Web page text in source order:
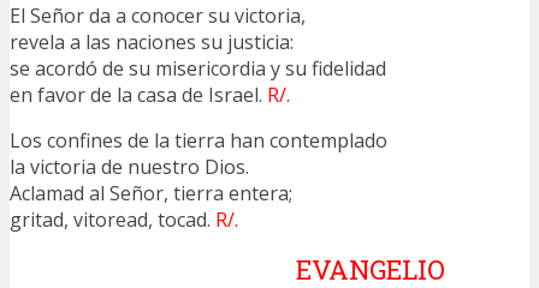
El Señor da a conocer su victoria,
revela a las naciones su justicia:
se acordó de su misericordia y su fidelidad
en favor de la casa de Israel. R/.
Los confines de la tierra han contemplado
la victoria de nuestro Dios.
Aclamad al Señor, tierra entera;
gritad, vitoread, tocad. R/.
EVANGELIO